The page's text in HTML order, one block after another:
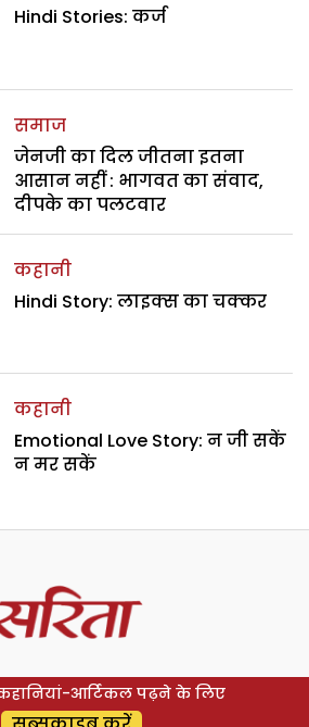
Hindi Stories: कर्ज
समाज
जेनजी का दिल जीतना इतना
आसान नहीं : भागवत का संवाद,
दीपके का पलटवार
कहानी
Hindi Story: लाइक्स का चक्कर
कहानी
Emotional Love Story: न जी सकें
न मर सकें
आर्टिकल पढ़ने के लिए